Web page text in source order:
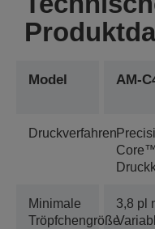
Model AM-
Druckverfahren
Core™
Minimale
Tröpfchengröße
3,8 pl